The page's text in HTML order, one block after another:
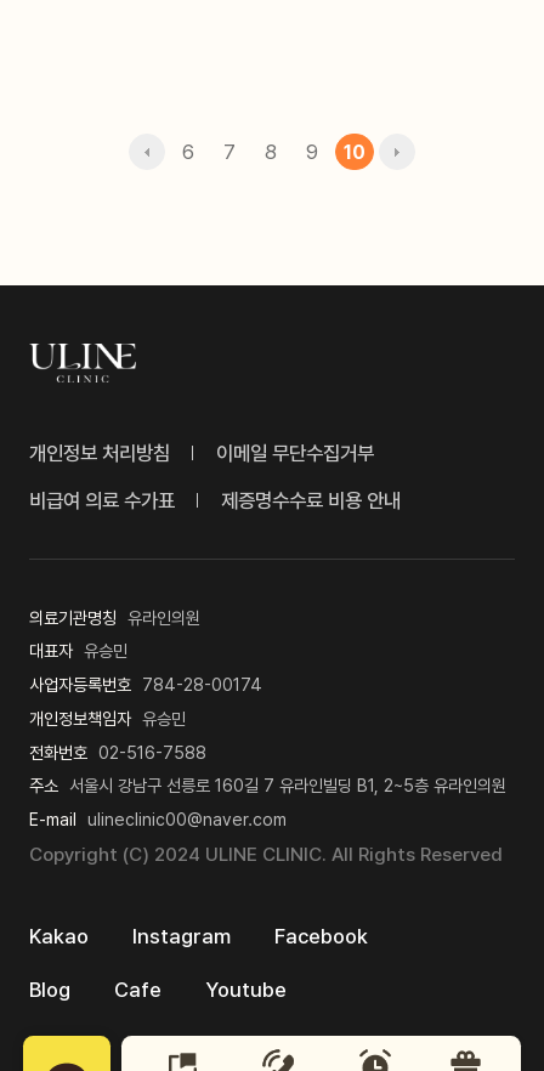
6 7 8 9 10
개인정보 처리방침
이메일 무단수집거부
비급여 의료 수가표
제증명수수료 비용 안내
의료기관명칭
유라인의원
대표자 유승민
사업자등록번호 784-28-00174
개인정보책임자 유승민
전화번호 02-516-7588
주소 서울시 강남구 선릉로 160길 7 유라인빌딩 B1, 2~5층 유라인의원
E-mail
ulineclinic00@naver.com
Copyright (C) 2024 ULINE CLINIC. All Rights Reserved
Kakao Instagram Facebook
Blog Cafe Youtube